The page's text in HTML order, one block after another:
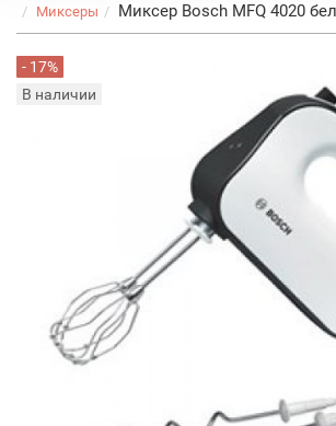
Миксеры Миксер Bosch MFQ 4020
- 17%
В наличии